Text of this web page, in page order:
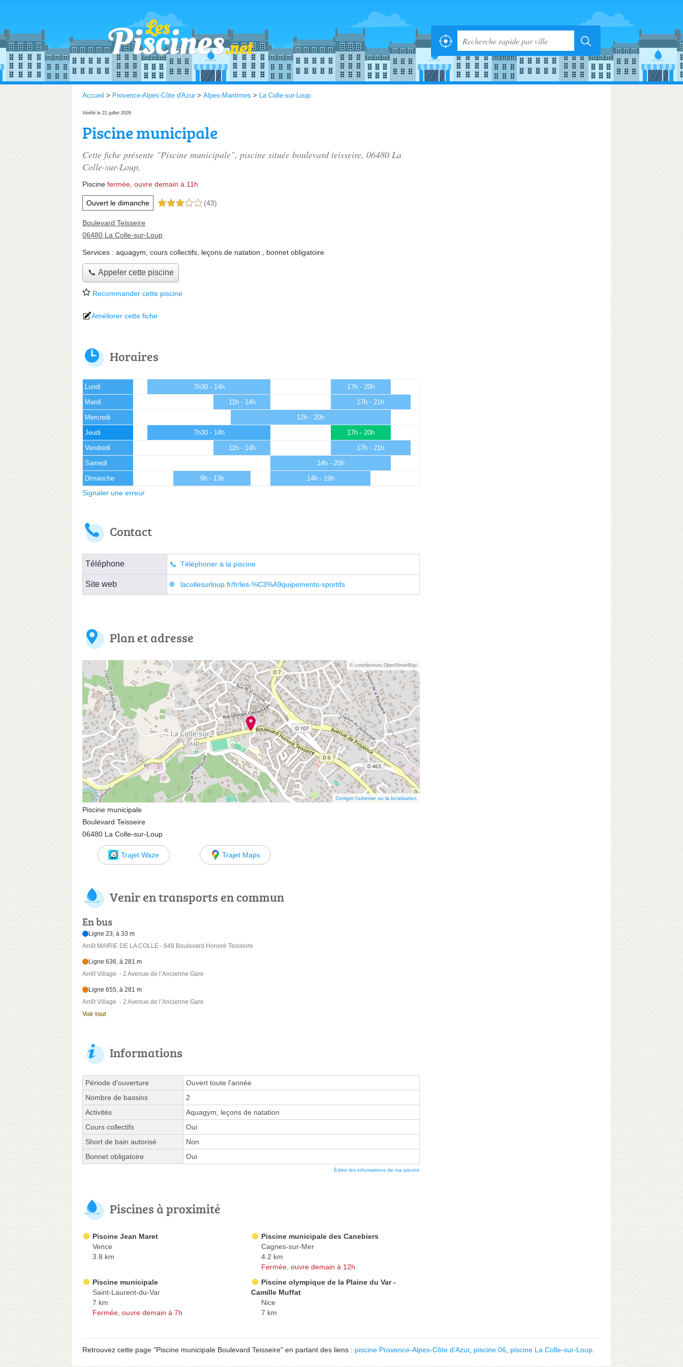
Accueil > Provence-Alpes-Côte d'Azur> Alpes-Maritimes > La Colle-sur-Loup
Vérifié le 21 juillet 2026
Piscine municipale
Cette fiche présente "Piscine municipale", piscine située boulevard teisseire, 06480 La
Colle-sur-Loup.
Piscine fermée, ouvre demain à 11h
Ouvert le dimanche 3,0 étoiles sur 5 (43)
Boulevard Teisseire
06480 La Colle-sur-Loup
Services : aquagym cours collectifs leçons de natation bonnet obligatoire
📞 Appeler cette piscine
Recommander cette piscine
Améliorer cette fiche
Horaires
Lundi 7h30 - 14h 17h - 20h
Mardi 11h - 14h 17h - 21h
Mercredi 12h - 20h
Jeudi 7h30 - 14h 17h - 20h
Vendredi 11h - 14h 17h - 21h
Samedi 14h - 20h
Dimanche 9h - 13h 14h - 19h
Signaler une erreur
Contact
Téléphone Téléphoner à la piscine
Site web lacollesurloup.fr/fr/les-%C3%A9quipements-sportifs
Plan et adresse
© contributeurs OpenStreetMap
Corriger l’adresse ou la localisation
Piscine municipale
Boulevard Teisseire
06480 La Colle-sur-Loup
Trajet Waze Trajet Maps
Venir en transports en commun
En bus
Ligne 23, à 33 m
Arrêt MAIRIE DE LA COLLE - 649 Boulevard Honoré Teisseire
Ligne 636, à 281 m
Arrêt Village - 2 Avenue de l’Ancienne Gare
Ligne 655, à 281 m
Arrêt Village - 2 Avenue de l’Ancienne Gare
Voir tout
Informations
Période d'ouverture
Ouvert toute l'année
Nombre de bassins
2
Activités
Aquagym, leçons de natation
Cours collectifs
Oui
Short de bain autorisé
Non
Bonnet obligatoire
Oui
Éditer les informations de ma piscine
Piscines à proximité
Piscine Jean Maret
Vence
3.8 km
Piscine municipale des Canebiers
Cagnes-sur-Mer
4.2 km
Fermée, ouvre demain à 12h
Piscine municipale
Saint-Laurent-du-Var
7 km
Fermée, ouvre demain à 7h
Piscine olympique de la Plaine du Var -
Camille Muffat
Nice
7 km
Retrouvez cette page "Piscine municipale Boulevard Teisseire" en partant des liens : piscine Provence-Alpes-Côte d'Azur, piscine 06 piscine La Colle-sur-Loup